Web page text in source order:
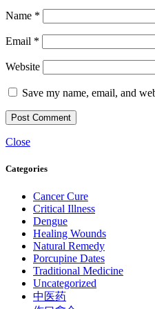
Name *
Email *
Website
Save my name, email, and
Close
Categories
Cancer Cure
Critical Illness
Dengue
Healing Wounds
Natural Remedy
Porcupine Dates
Traditional Medicine
Uncategorized
中医药